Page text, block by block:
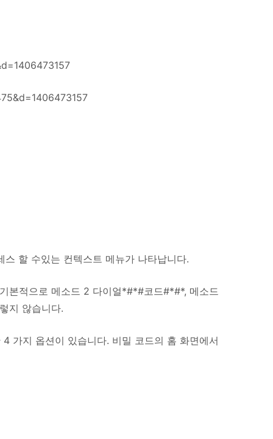
할 수있는 컨텍스트 메뉴가 나타납니다.
본적으로 메소드 2 다이얼*#*#코드#*#*, 메소드
지 않습니다.
가지 옵션이 있습니다. 비밀 코드의 홈 화면에서